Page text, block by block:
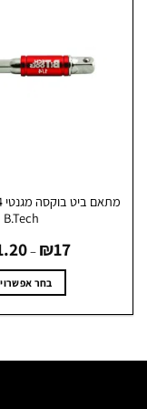
B.Tech
₪17
–
בחר